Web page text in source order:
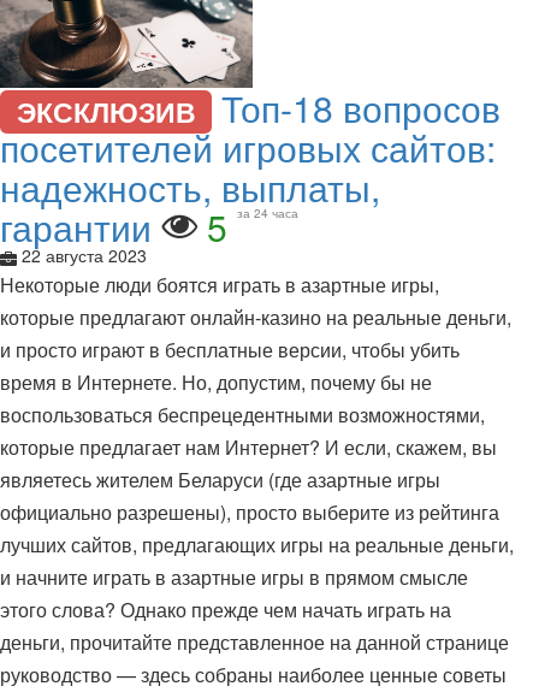
ЭКСКЛЮЗИВ Топ-18 вопросов
посетителей игровых сайтов:
надежность, выплаты,
гарантии 5 за 24 часа
22 августа 2023
Некоторые люди боятся играть в азартные игры,
которые предлагают онлайн-казино на реальные деньги,
и просто играют в бесплатные версии, чтобы убить
время в Интернете. Но, допустим, почему бы не
воспользоваться беспрецедентными возможностями,
которые предлагает нам Интернет? И если, скажем, вы
являетесь жителем Беларуси (где азартные игры
официально разрешены), просто выберите из рейтинга
лучших сайтов, предлагающих игры на реальные деньги,
и начните играть в азартные игры в прямом смысле
этого слова? Однако прежде чем начать играть на
деньги, прочитайте представленное на данной странице
руководство — здесь собраны наиболее ценные советы